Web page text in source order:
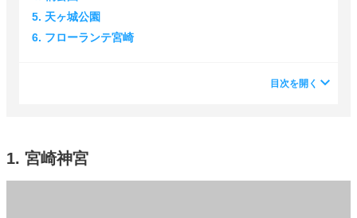
5. 天ヶ城公園
6. フローランテ宮崎
目次を開く
1. 宮崎神宮